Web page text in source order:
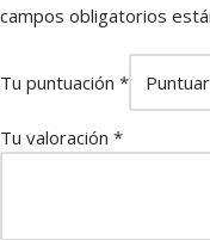
campos obligatorios
Tu puntuación *
Tu valoración *